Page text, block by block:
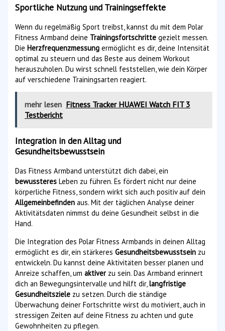
Sportliche Nutzung und Trainingseffekte
Wenn du regelmäßig Sport treibst, kannst du mit dem Polar
Fitness Armband deine Trainingsfortschritte gezielt messen.
DieHerzfrequenzmessung ermöglicht es dir, deine Intensität
optimal zu steuern und das Beste aus deinem Workout
herauszuholen. Du wirst schnell feststellen, wie dein Körper
auf verschiedene Trainingsarten reagiert.
mehr lesen Fitness Tracker HUAWEI Watch FIT 3
Testbericht
Integration in den Alltag und
Gesundheitsbewusstsein
Das Fitness Armband unterstützt dich dabei, ein
bewussteres Leben zu führen. Es fördert nicht nur deine
körperliche Fitness, sondern wirkt sich auch positiv auf dein
Allgemeinbefinden aus. Mit der täglichen Analyse deiner
Aktivitätsdaten nimmst du deine Gesundheit selbst in die
Hand.
Die Integration des Polar Fitness Armbands in deinen Alltag
ermöglicht es dir, ein stärkeresGesundheitsbewusstsein zu
entwickeln. Du kannst deine Aktivitäten besser planen und
Anreize schaffen, umaktiver zu sein. Das Armband erinnert
dich an Bewegungsintervalle und hilft dir,langfristige
Gesundheitsziele zu setzen. Durch die ständige
Überwachung deiner Fortschritte wirst du motiviert, auch in
stressigen Zeiten auf deine Fitness zu achten und gute
Gewohnheiten zu pflegen.